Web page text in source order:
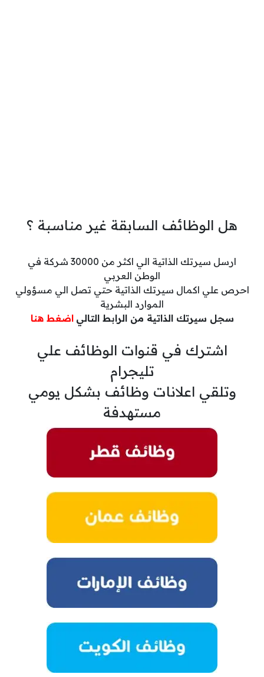
هل الوظائف السابقة غير مناسبة ؟
ارسل سيرتك الذاتية الي اكثر من 30000 شركة في
الوطن العربي
احرص علي اكمال سيرتك الذاتية حتي تصل الي مسؤولي
الموارد البشرية
سجل سيرتك الذاتية من الرابط التالي اضغط هنا
اشترك في قنوات الوظائف علي
تليجرام
وتلقي اعلانات وظائف بشكل يومي
مستهدفة